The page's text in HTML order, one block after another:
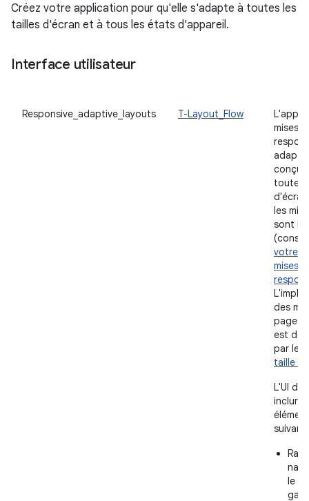
Créez votre application pour qu'elle s'adapte à toutes les
tailles d'écran et à tous les états d'appareil.
Interface utilisateur
Responsive_adaptive_layouts T-Layout_Flow
L'appli
mises
toutes
les
sont
votre
mises
des
page
est
par les
taille
L'UI de
inclure
le